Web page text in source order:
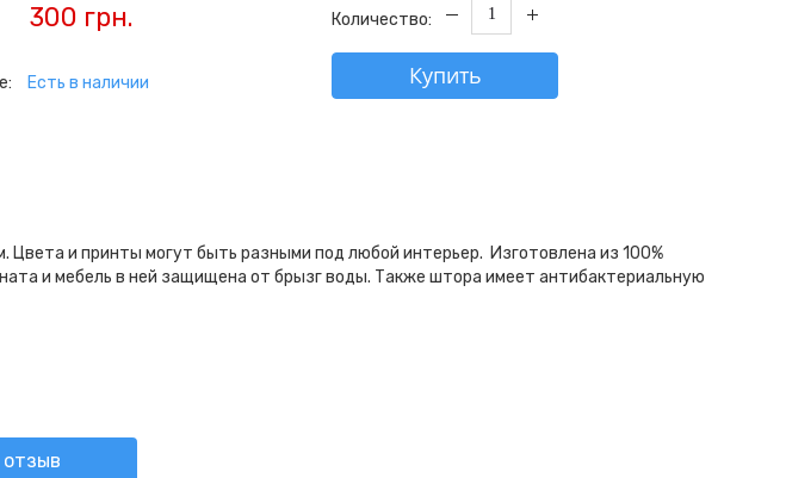
300 грн.
Есть в наличии
Количество:
Купить
Цвета и принты могут быть разными под любой интерьер. Изготовлена из 100%
и мебель в ней защищена от брызг воды. Также штора имеет антибактериальную